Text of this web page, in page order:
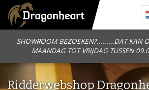
SHOWROOM BEZOEKEN?.........DAT KAN
MAANDAG TOT VRIJDAG TUSSEN
Ridderwebshop